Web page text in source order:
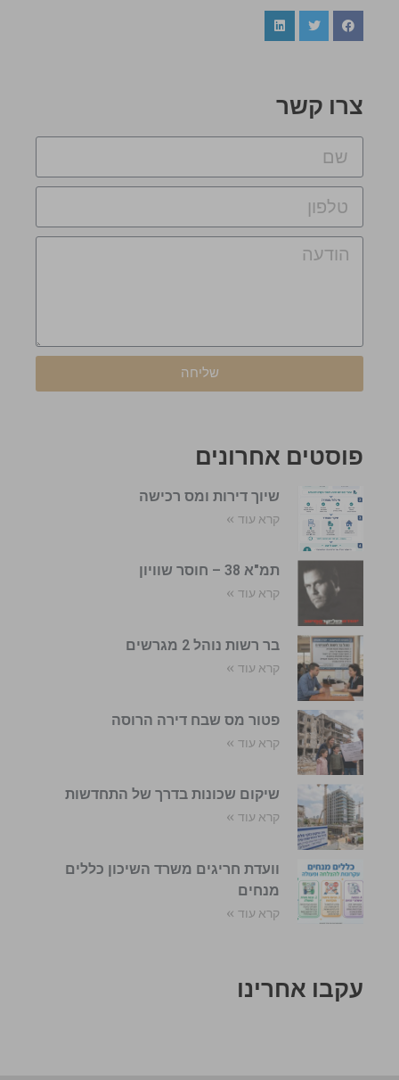
צרו קשר
שליחה
פוסטים אחרונים
שיוך דירות ומס רכישה
קרא עוד »
תמ"א 38 – חוסר שוויון
קרא עוד »
בר רשות נוהל 2 מגרשים
קרא עוד »
פטור מס שבח דירה הרוסה
קרא עוד »
שיקום שכונות בדרך של התחדשות
קרא עוד »
וועדת חריגים משרד השיכון כללים
מנחים
קרא עוד »
עקבו אחרינו